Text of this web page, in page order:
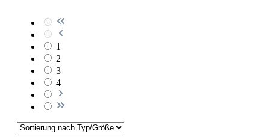
1
2
3
4